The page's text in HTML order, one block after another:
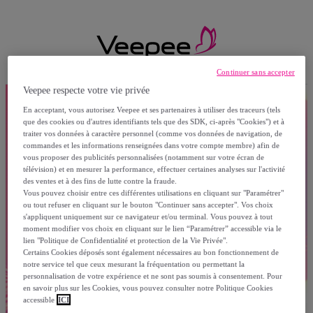
Veepee respecte votre vie privée
En acceptant, vous autorisez Veepee et ses partenaires à utiliser des traceurs (tels
que des cookies ou d'autres identifiants tels que des SDK, ci-après "Cookies") et à
traiter vos données à caractère personnel (comme vos données de navigation, de
commandes et les informations renseignées dans votre compte membre) afin de
vous proposer des publicités personnalisées (notamment sur votre écran de
télévision) et en mesurer la performance, effectuer certaines analyses sur l'activité
des ventes et à des fins de lutte contre la fraude.
Vous pouvez choisir entre ces différentes utilisations en cliquant sur "Paramétrer"
ou tout refuser en cliquant sur le bouton "Continuer sans accepter". Vos choix
s'appliquent uniquement sur ce navigateur et/ou terminal. Vous pouvez à tout
moment modifier vos choix en cliquant sur le lien “Paramétrer” accessible via le
lien "Politique de Confidentialité et protection de la Vie Privée".
Certains Cookies déposés sont également nécessaires au bon fonctionnement de
notre service tel que ceux mesurant la fréquentation ou permettant la
personnalisation de votre expérience et ne sont pas soumis à consentement. Pour
en savoir plus sur les Cookies, vous pouvez consulter notre Politique Cookies
accessible ICI
Continuer sans accepter